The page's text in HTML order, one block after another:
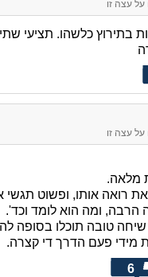
על עצה זו
בתירוץ כלשהו. תציעי
על עצה זו
מלאה.
רואה אותו, ופשוט תגשי
ומה הוא לומד וכד'.
טובה תוכלו בסופה
מידי פעם הדרך די קצרה.
6